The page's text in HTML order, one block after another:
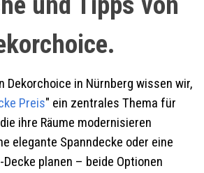
Dekorchoice in Nürnberg wissen wir,
Preis" ein zentrales Thema für
ihre Räume modernisieren
elegante Spanndecke oder eine
planen – beide Optionen